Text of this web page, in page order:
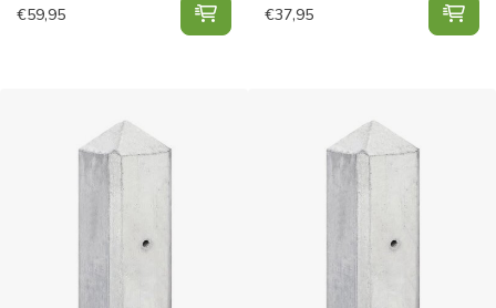
€59,95 Berton©-paal Amstel LG wit/grijs.
€37,95